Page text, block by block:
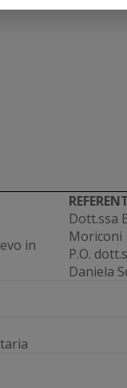
in
Dott.ssa
Moriconi
P.O.
Daniela